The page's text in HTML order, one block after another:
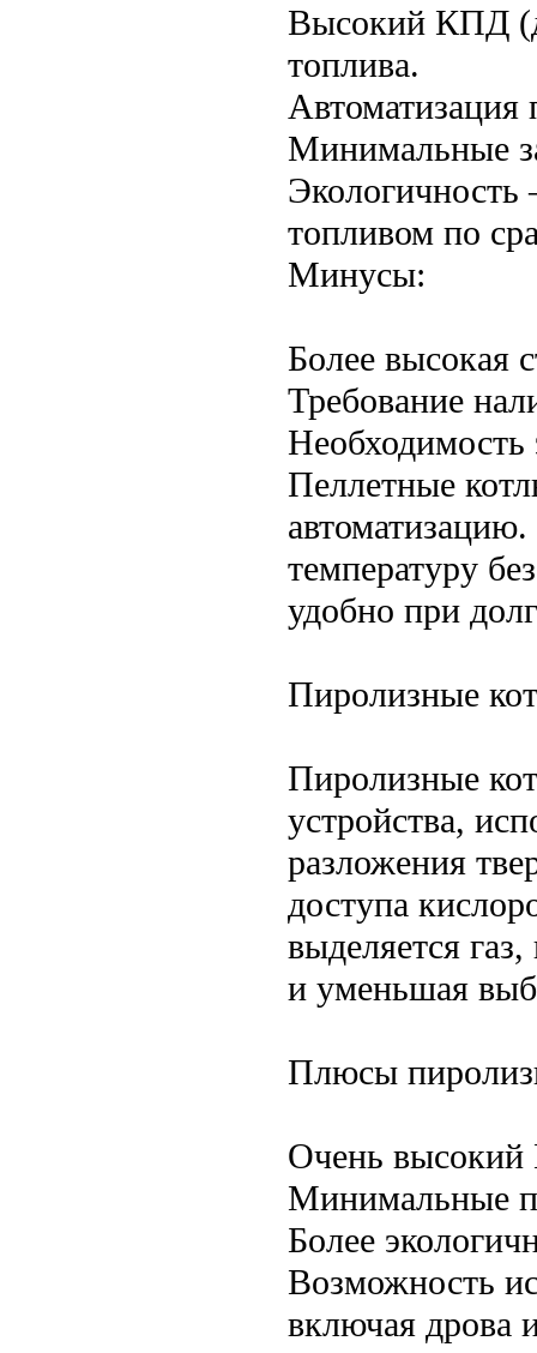
Высокий КПД
топлива.
Автоматизация
Минимальные
топливом по
Минусы:
Более высокая
Требование
Необходимость
Пеллетные
температуру
удобно при
Пиролизные
Пиролизные
устройства,
разложения
доступа
выделяется
и уменьшая
Плюсы
Очень
Минимальные
Более
Возможность
включая дрова